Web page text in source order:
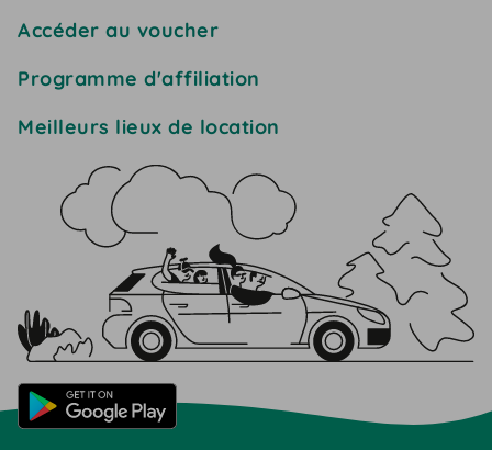
Accéder au voucher
Programme d'affiliation
Meilleurs lieux de location